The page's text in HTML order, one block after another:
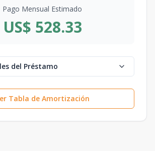
Pago Mensual Estimado
US$ 528.33
del Préstamo
Tabla de Amortización